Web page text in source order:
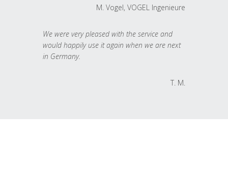
M. Vogel, VOGEL Ingenieure
We were very pleased with the service and
would happily use it again when we are next
in Germany.
T. M.